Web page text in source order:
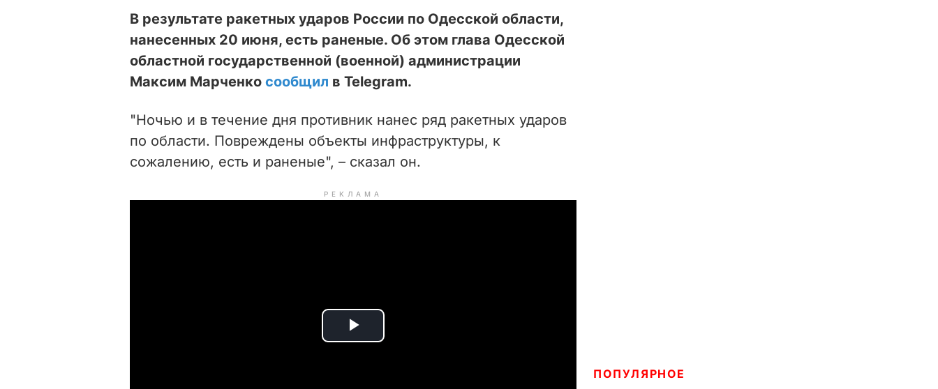
В результате ракетных ударов России по Одесской области,
нанесенных 20 июня, есть раненые. Об этом глава Одесской
областной государственной (военной) администрации
Максим Марченко сообщил в Telegram.
"Ночью и в течение дня противник нанес ряд ракетных ударов
по области. Повреждены объекты инфраструктуры, к
сожалению, есть и раненые", – сказал он.
РЕКЛАМА
P
ПОПУЛЯРНОЕ